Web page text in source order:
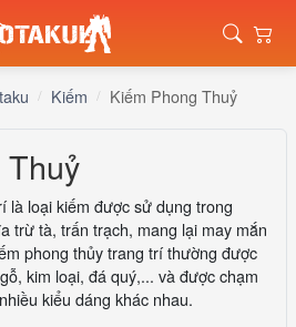
Kiếm Kiếm Phong Thuỷ
Thuỷ
là loại kiếm được sử dụng trong
trừ tà, trấn trạch, mang lại may mắn
phong thủy trang trí thường được
kim loại, đá quý,... và được chạm
kiểu dáng khác nhau.